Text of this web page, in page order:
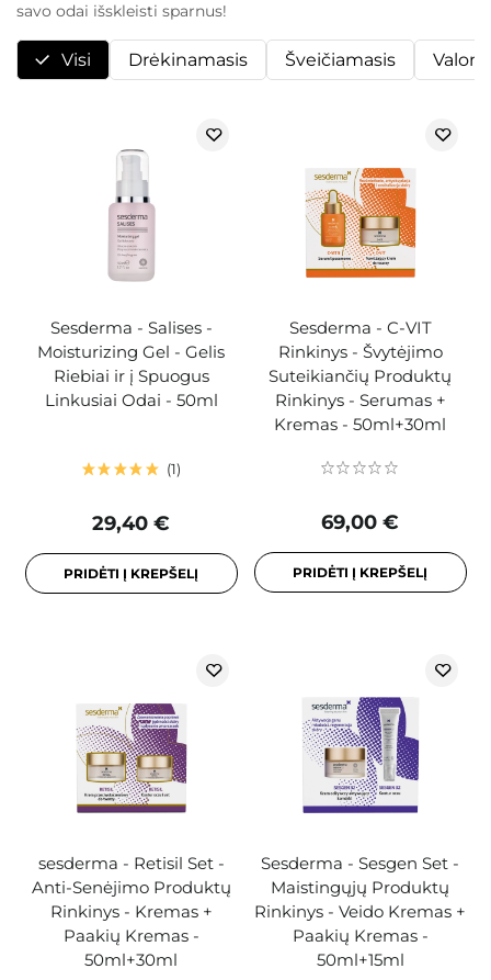
savo odai išskleisti sparnus!
Visi Drėkinamasis Šveičiamasis
Sesderma - Salises -
Moisturizing Gel - Gelis
Riebiai ir į Spuogus
Linkusiai Odai - 50ml
1
29,40 €
PRIDĖTI Į KREPŠELĮ
Sesderma - C-VIT
Rinkinys - Švytėjimo
Suteikiančių Produktų
Rinkinys - Serumas +
Kremas - 50ml+30ml
69,00 €
PRIDĖTI Į KREPŠELĮ
sesderma - Retisil Set -
Anti-Senėjimo Produktų
Rinkinys - Kremas +
Paakių Kremas -
50ml+30ml
Sesderma - Sesgen Set -
Maistingųjų Produktų
Rinkinys - Veido Kremas +
Paakių Kremas -
50ml+15ml